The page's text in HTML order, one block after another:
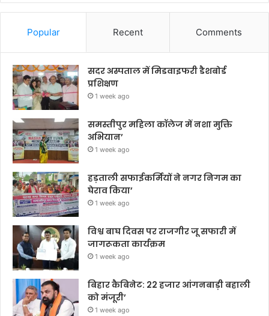
Popular Recent Comments
सदर अस्पताल में मिडवाइफरी डैशबोर्ड
प्रशिक्षण
1 week ago
समस्तीपुर महिला कॉलेज में नशा मुक्ति
अभियान’
1 week ago
हड़ताली सफाईकर्मियों ने नगर निगम का
घेराव किया’
1 week ago
विश्व बाघ दिवस पर राजगीर जू सफारी में
जागरूकता कार्यक्रम
1 week ago
बिहार कैबिनेट: 22 हजार आंगनबाड़ी बहाली
को मंजूरी’
1 week ago